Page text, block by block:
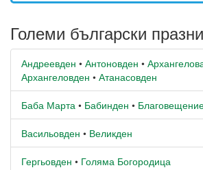
Големи български
Андреевден • Антоновден •
Архангеловден • Атанасовден
Баба Марта • Бабинден •
Васильовден • Великден
Гергьовден • Голяма Богородица